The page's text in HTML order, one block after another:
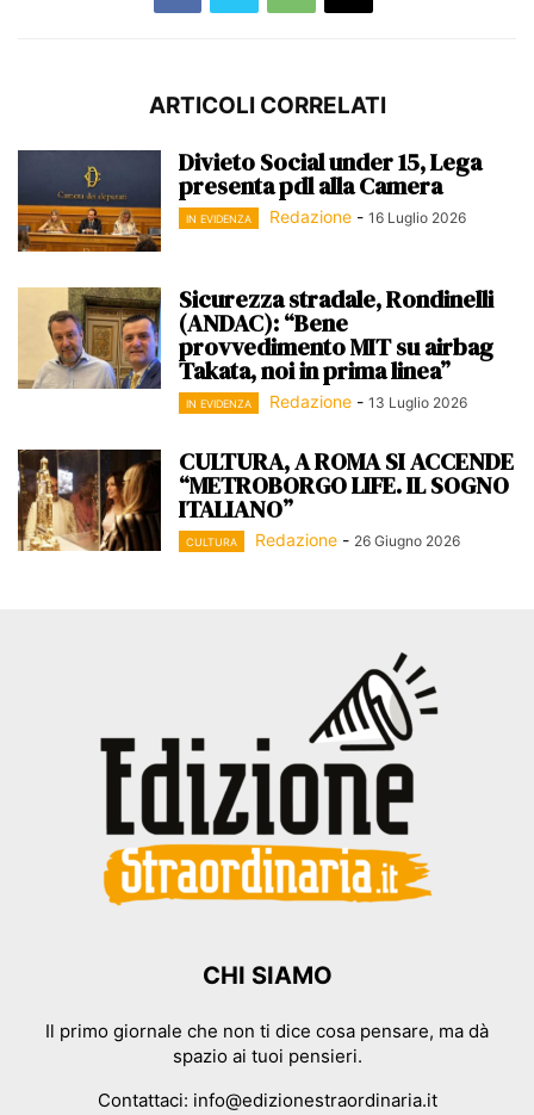
ARTICOLI CORRELATI
Divieto Social under 15, Lega
presenta pdl alla Camera
IN EVIDENZA Redazione - 16 Luglio 2026
Sicurezza stradale, Rondinelli
(ANDAC): “Bene
provvedimento MIT su airbag
Takata, noi in prima linea”
IN EVIDENZA Redazione - 13 Luglio 2026
CULTURA, A ROMA SI ACCENDE
“METROBORGO LIFE. IL SOGNO
ITALIANO”
CULTURA Redazione - 26 Giugno 2026
CHI SIAMO
Il primo giornale che non ti dice cosa pensare, ma dà
spazio ai tuoi pensieri.
Contattaci: info@edizionestraordinaria.it